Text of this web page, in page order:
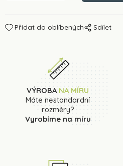
Přidat do oblíbených Sdílet
VÝROBA NA MÍRU
Máte nestandardní
rozměry?
Vyrobíme na míru